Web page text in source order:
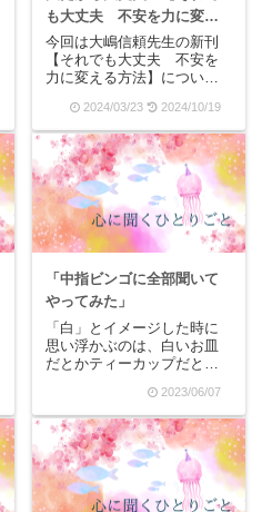
も大丈夫 不安を力に変え
る方法】レビュー
今回は大嶋信頼先生の新刊
【それでも大丈夫 不安を
力に変える方法】について
ます。昨年、大嶋先生のブ
ログ『緊張しちゃう人た
ち』にリアルタイムで原稿
を書いてくださっていたも
のが、ついに青山ライフ出
版から発売されました。当
時...
2024/03/23 2024/10/19
「中指ビンゴに全部聞いて
やってみた」
「白」とイメージした時に
思い浮かぶのは、白いお皿
だとかティーカップだと
です。だけど同時に、
「白」というのはカラーセ
ラピーにおいて「完璧」
「純粋」「心機一転」など
の意味があって、一つの色
に対しても「なぜその色を
選んだの...
2023/06/07